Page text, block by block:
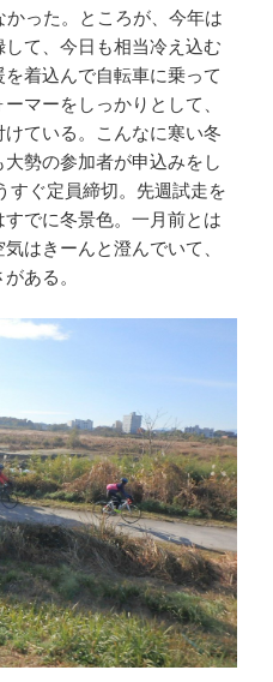
った。ところが、今年は
て、今日も相当冷え込む
着込んで自転車に乗って
マーをしっかりとして、
ている。こんなに寒い冬
勢の参加者が申込みをし
すぐ定員締切。先週試走を
でに冬景色。一月前とは
はきーんと澄んでいて、
ある。